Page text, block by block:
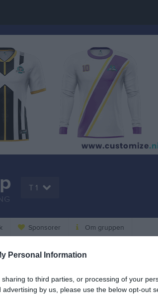
Personal Information
to third parties, or processing of your
by us, please use the below opt-out
T 1
Sponsorer Om gruppen
Träning